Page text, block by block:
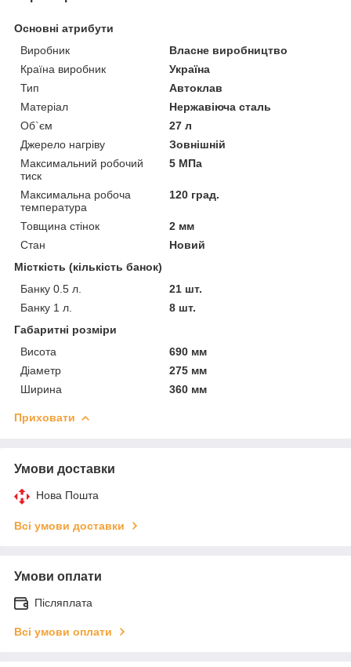
Основні атрибути
Виробник
Власне виробництво
Країна виробник
Україна
Тип
Автоклав
Матеріал
Нержавіюча сталь
Об`єм
27 л
Джерело нагріву
Зовнішній
Максимальний робочий
тиск
5 МПа
Максимальна робоча
температура
120 град.
Товщина стінок
2 мм
Стан
Новий
Місткість (кількість банок)
Банку 0.5 л.
21 шт.
Банку 1 л.
8 шт.
Габаритні розміри
Висота
690 мм
Діаметр
275 мм
Ширина
360 мм
Приховати
Умови доставки
Нова Пошта
Всі умови доставки
Умови оплати
Післяплата
Всі умови оплати